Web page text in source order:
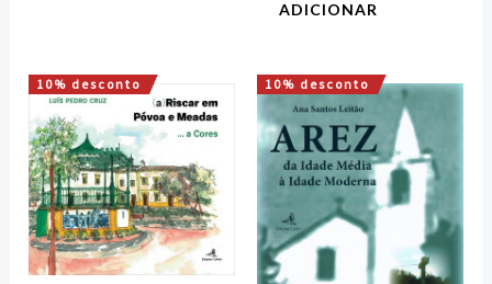
ADICIONAR
10% desconto
O
original
era:
22,00 €.
O
preço
atual
é:
19,80 €.
10% desconto
O
preço
original
era:
15,00 €.
O
preço
atual
é:
13,50 €.